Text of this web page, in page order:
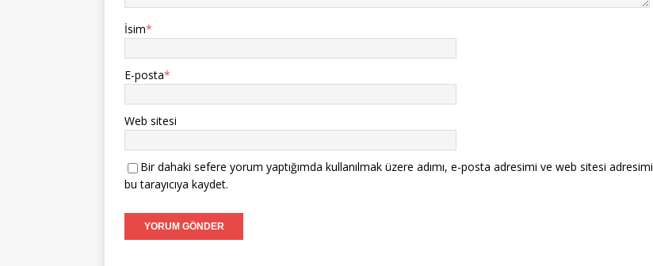
İsim*
E-posta*
Web sitesi
Bir dahaki sefere yorum yaptığımda kullanılmak üzere adımı, e-posta adresimi ve web sitesi adresimi
bu tarayıcıya kaydet.